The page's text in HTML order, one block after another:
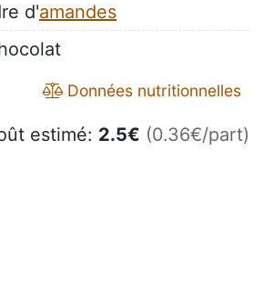
d'amandes
Données nutritionnelles
estimé: 2.5€ (0.36€/part)